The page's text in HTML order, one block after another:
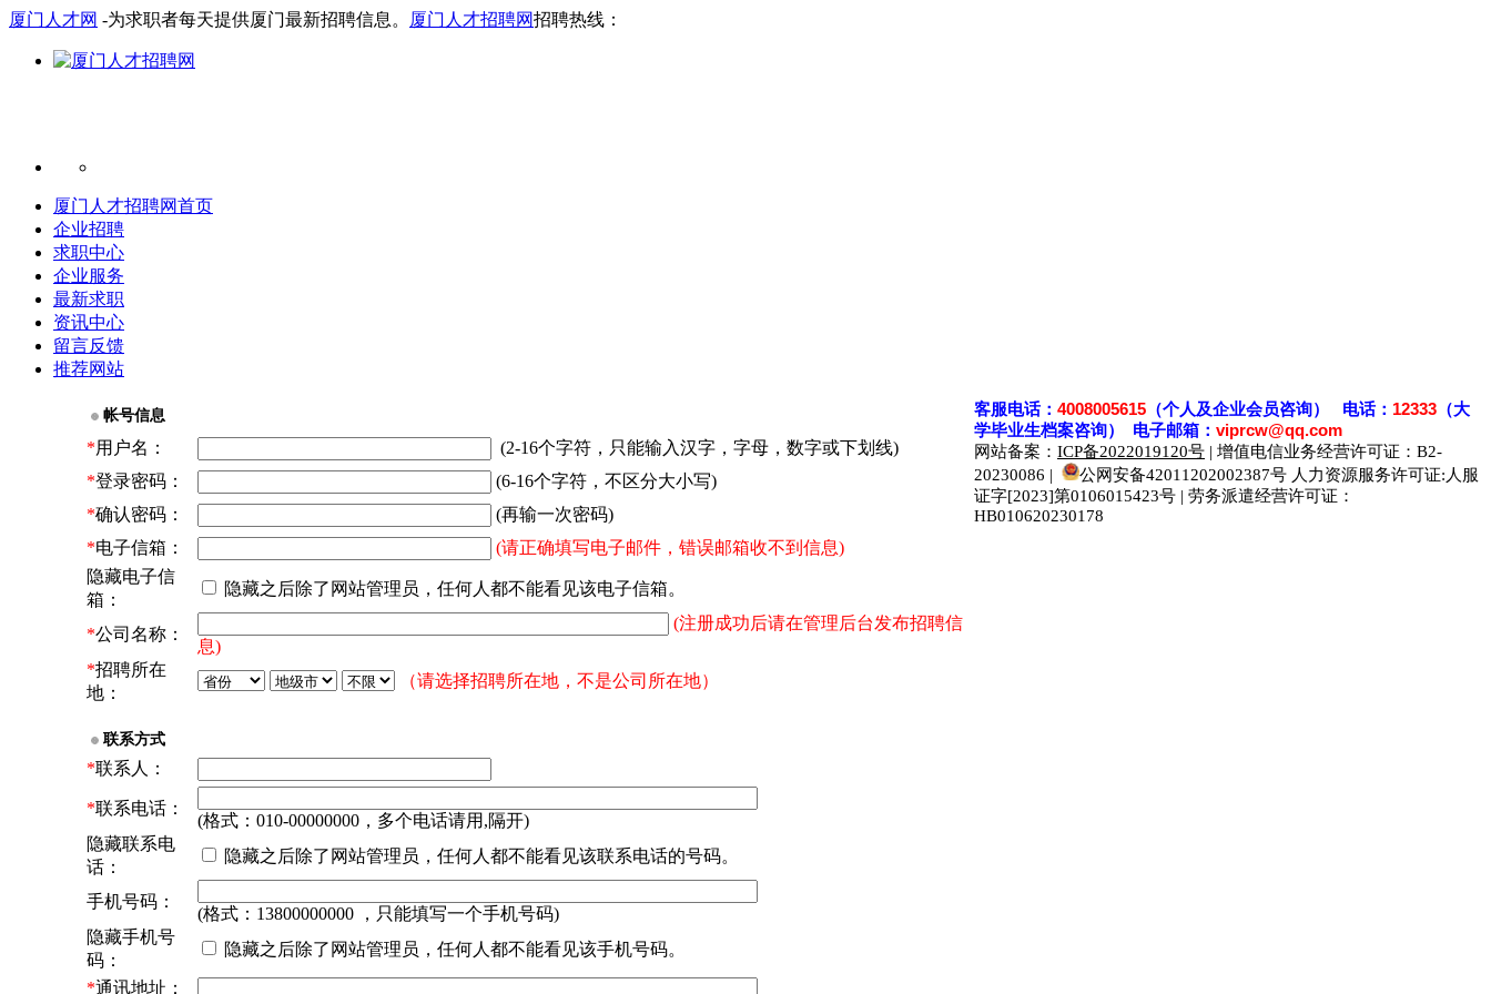
厦门人才网 -为求职者每天提供厦门最新招聘信息。 厦门人才招聘网招聘热线：
厦门人才招聘网首页
企业招聘
求职中心
企业服务
最新求职
资讯中心
留言反馈
推荐网站
帐号信息
*用户名：
(2-16个字符，只能输入汉字，字母，数字或下划线)
*登录密码：
(6-16个字符，不区分大小写)
*确认密码：
(再输一次密码)
*电子信箱：
(请正确填写电子邮件，错误邮箱收不到信息)
隐藏电子信
箱：
隐藏之后除了网站管理员，任何人都不能看见该电子信箱。
*公司名称：
(注册成功后请在管理后台发布招聘信
息)
*招聘所在
地：
（请选择招聘所在地，不是公司所在地）
联系方式
*联系人：
*联系电话：
(格式：010-00000000，多个电话请用,隔开)
隐藏联系电
话：
隐藏之后除了网站管理员，任何人都不能看见该联系电话的号码。
手机号码：
(格式：13800000000 ，只能填写一个手机号码)
隐藏手机号
码：
隐藏之后除了网站管理员，任何人都不能看见该手机号码。
*通讯地址：
客服电话： 4008005615 （个人及企业会员咨询） 电话： 12333 （大
学毕业生档案咨询） 电子邮箱： viprcw@qq.com
网站备案： ICP备2022019120号 | 增值电信业务经营许可证：B2-
20230086 |
公网安备42011202002387号 人力资源服务许可证:人服
证字[2023]第0106015423号 | 劳务派遣经营许可证：
HB010620230178